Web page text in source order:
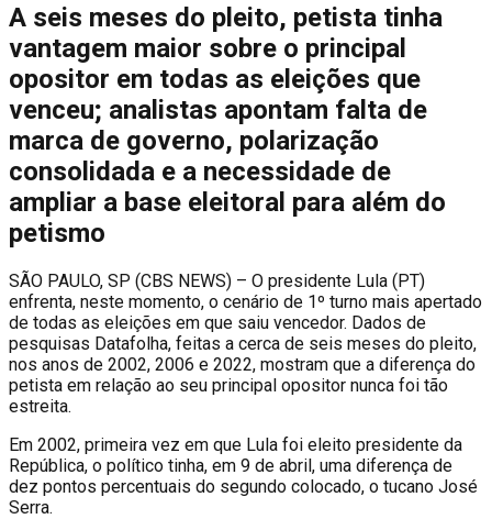
A seis meses do pleito, petista tinha
vantagem maior sobre o principal
opositor em todas as eleições que
venceu; analistas apontam falta de
marca de governo, polarização
consolidada e a necessidade de
ampliar a base eleitoral para além do
petismo
SÃO PAULO, SP (CBS NEWS) – O presidente Lula (PT)
enfrenta, neste momento, o cenário de 1º turno mais apertado
de todas as eleições em que saiu vencedor. Dados de
pesquisas Datafolha, feitas a cerca de seis meses do pleito,
nos anos de 2002, 2006 e 2022, mostram que a diferença do
petista em relação ao seu principal opositor nunca foi tão
estreita.
Em 2002, primeira vez em que Lula foi eleito presidente da
República, o político tinha, em 9 de abril, uma diferença de
dez pontos percentuais do segundo colocado, o tucano José
Serra.